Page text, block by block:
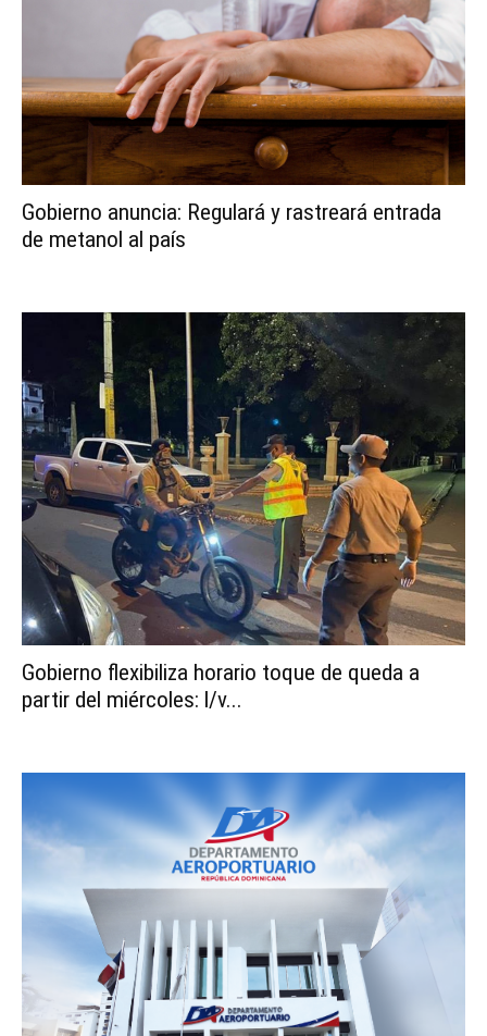
Gobierno anuncia: Regulará y rastreará entrada
de metanol al país
Gobierno flexibiliza horario toque de queda a
partir del miércoles: l/v...